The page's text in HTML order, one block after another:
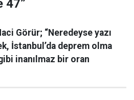
47”
Görür; “Neredeyse yazı
İstanbul’da deprem olma
inanılmaz bir oran